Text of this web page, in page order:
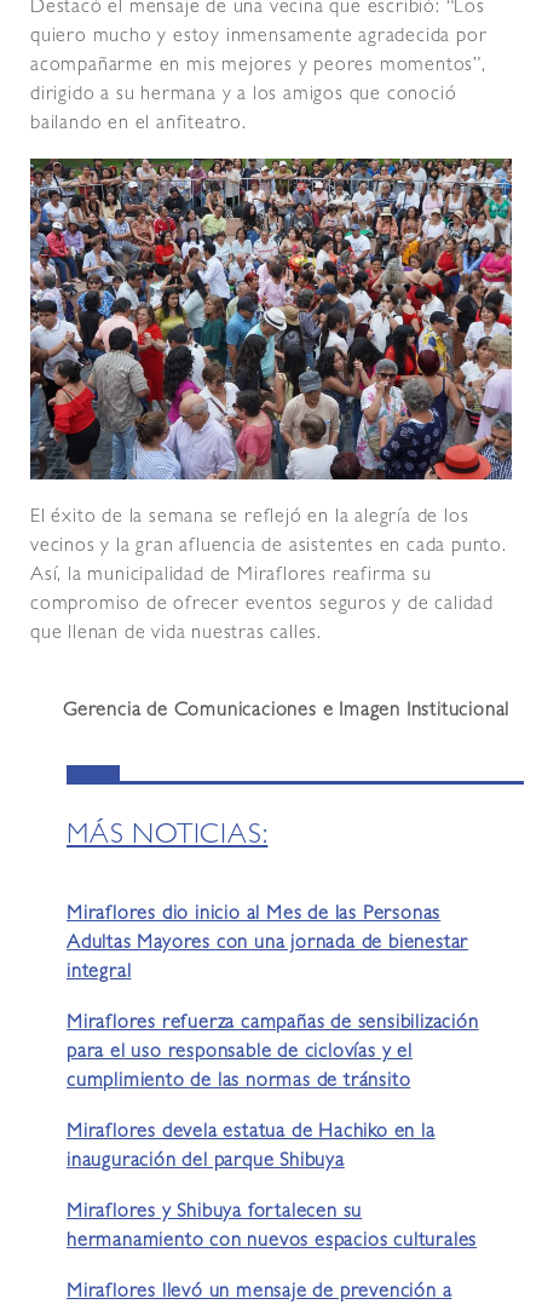
Destacó el mensaje de una vecina que escribió: “Los
quiero mucho y estoy inmensamente agradecida por
acompañarme en mis mejores y peores momentos”,
dirigido a su hermana y a los amigos que conoció
bailando en el anfiteatro.
El éxito de la semana se reflejó en la alegría de los
vecinos y la gran afluencia de asistentes en cada punto.
Así, la municipalidad de Miraflores reafirma su
compromiso de ofrecer eventos seguros y de calidad
que llenan de vida nuestras calles.
Gerencia de Comunicaciones e Imagen Institucional
MÁS NOTICIAS:
Miraflores dio inicio al Mes de las Personas
Adultas Mayores con una jornada de bienestar
integral
Miraflores refuerza campañas de sensibilización
para el uso responsable de ciclovías y el
cumplimiento de las normas de tránsito
Miraflores devela estatua de Hachiko en la
inauguración del parque Shibuya
Miraflores y Shibuya fortalecen su
hermanamiento con nuevos espacios culturales
Miraflores llevó un mensaje de prevención a